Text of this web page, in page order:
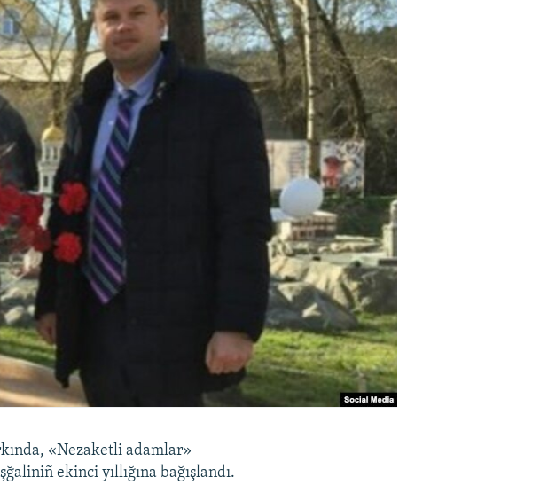
«Nezaketli adamlar»
ekinci yıllığına bağışlandı.